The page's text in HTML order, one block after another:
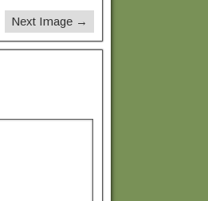
Next Image →